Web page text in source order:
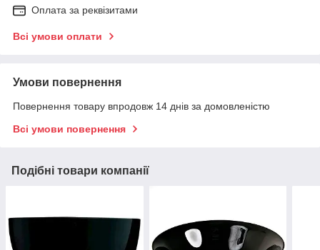
Оплата за реквізитами
Всі умови оплати
Умови повернення
Повернення товару впродовж 14 днів за домовленістю
Всі умови повернення
Подібні товари компанії